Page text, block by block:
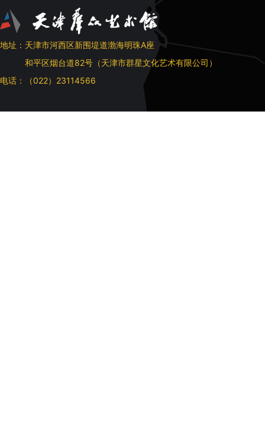
地址：天津市河西区新围堤道渤海明珠A座
和平区烟台道82号（天津市群星文化艺术有限公司）
电话：（022）23114566